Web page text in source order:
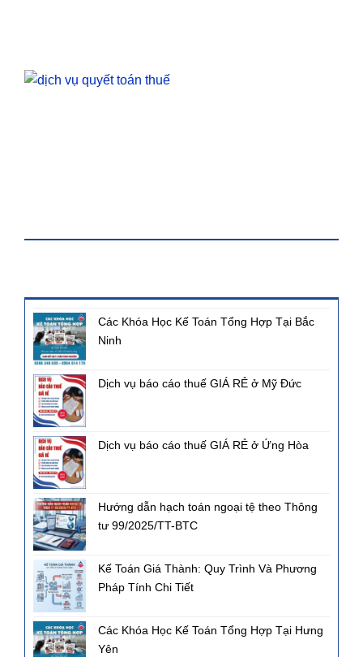
Các Khóa Học Kế Toán Tổng Hợp Tại Bắc
Ninh
Dịch vụ báo cáo thuế GIÁ RẺ ở Mỹ Đức
Dịch vụ báo cáo thuế GIÁ RẺ ở Ứng Hòa
Hướng dẫn hạch toán ngoại tệ theo Thông
tư 99/2025/TT-BTC
Kế Toán Giá Thành: Quy Trình Và Phương
Pháp Tính Chi Tiết
Các Khóa Học Kế Toán Tổng Hợp Tại Hưng
Yên